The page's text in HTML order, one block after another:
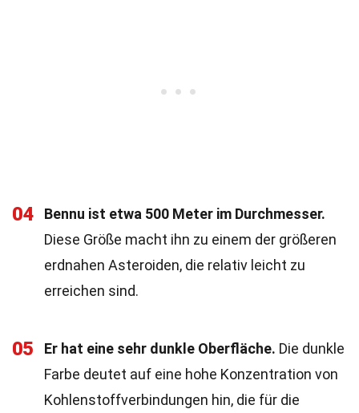
04
Bennu ist etwa 500 Meter im Durchmesser.
Diese Größe macht ihn zu einem der größeren
erdnahen Asteroiden, die relativ leicht zu
erreichen sind.
05 Er hat eine sehr dunkle Oberfläche. Die dunkle
Farbe deutet auf eine hohe Konzentration von
Kohlenstoffverbindungen hin, die für die